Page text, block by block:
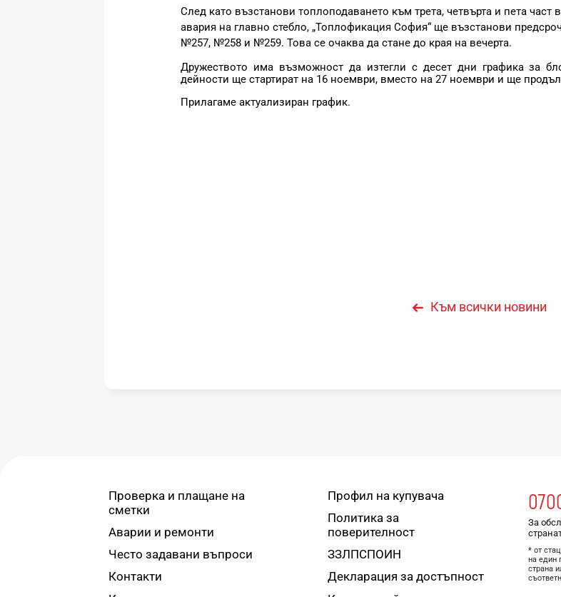
След като възстанови топлоподаването към трета, четвърта и пета част
авария на главно стебло, „Топлофикация София“ ще възстанови
№257, №258 и №259. Това се очаква да стане до края на вечерта.
Дружеството има възможност да изтегли с десет дни графика
дейности ще стартират на 16 ноември, вместо на 27 ноември и ще
Прилагаме актуализиран график.
Към всички новини
Проверка и плащане на
сметки
Аварии и ремонти
Често задавани въпроси
Контакти
Профил на купувача
Политика за
поверителност
ЗЗЛПСПОИН
Декларация за достъпност
За
* от
на един
страна